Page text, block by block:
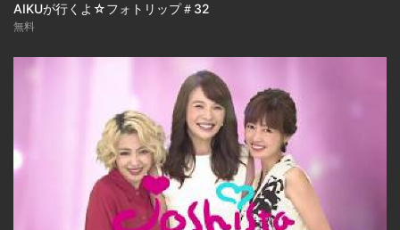
AIKUが行くよ☆フォトリップ＃32
無料